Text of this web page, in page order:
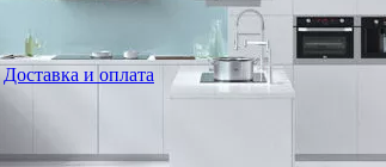
Доставка и оплата